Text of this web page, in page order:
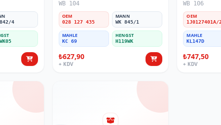
127
842/4
Yakıt/Mazot Filtresi
WB 104
OEM
028 127 435
MANN
WK 845/1
MAHLE
KC 69
HENGST
H119WK
₺627,90
+ KDV
Yakıt/
WB 106
OEM
MAHLE
KL147D
₺747,50
+ KDV